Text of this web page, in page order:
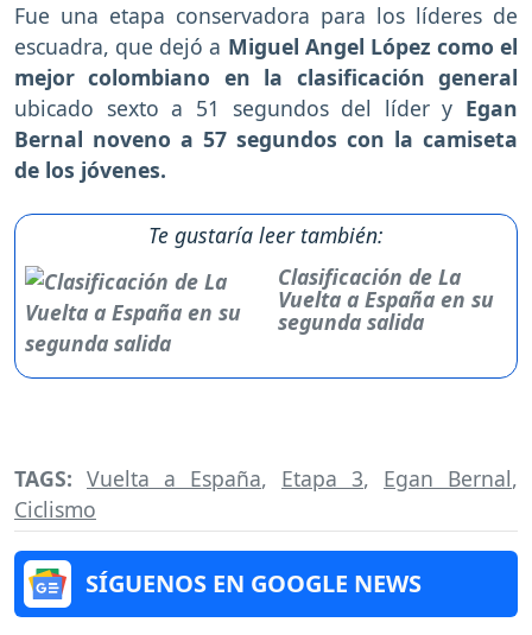
Fue una etapa conservadora para los líderes de
escuadra, que dejó a Miguel Angel López como el
mejor colombiano en la clasificación general
ubicado sexto a 51 segundos del líder y Egan
Bernal noveno a 57 segundos con la camiseta
de los jóvenes.
Te gustaría leer también:
Clasificación de La
Vuelta a España en su
segunda salida
TAGS: Vuelta a España, Etapa 3, Egan Bernal,
Ciclismo
SÍGUENOS EN GOOGLE NEWS